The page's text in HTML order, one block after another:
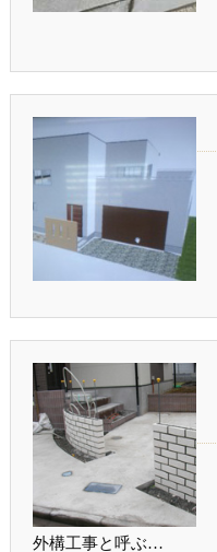
外構工事と呼ぶ…